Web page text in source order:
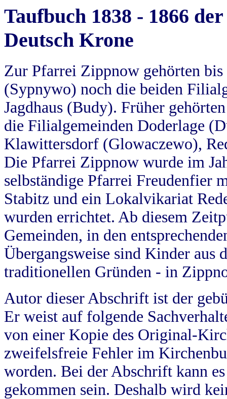
Taufbuch 1838 - 1866
Deutsch Krone
Zur Pfarrei Zippnow gehörten
(Sypnywo) noch die beiden
Jagdhaus (Budy). Früher
die Filialgemeinden Doderlage
Klawittersdorf (Glowaczewo),
Die Pfarrei Zippnow wurde im
selbständige Pfarrei Freudenfier
Stabitz und ein Lokalvikariat
wurden errichtet. Ab diesem
Gemeinden, in den
Übergangsweise sind Kinder aus
traditionellen Gründen - in
Autor dieser Abschrift ist der
Er weist auf folgende
von einer Kopie des Original-
zweifelsfreie Fehler im
worden. Bei der Abschrift kann
gekommen sein. Deshalb wird